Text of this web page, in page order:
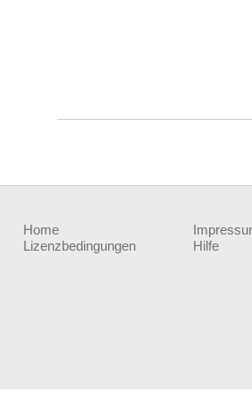
Home
Lizenzbedingungen
Hilfe